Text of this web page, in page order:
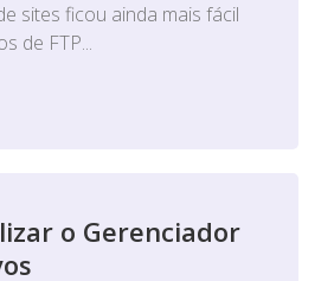
sites ficou ainda mais fácil
de FTP...
o Gerenciador